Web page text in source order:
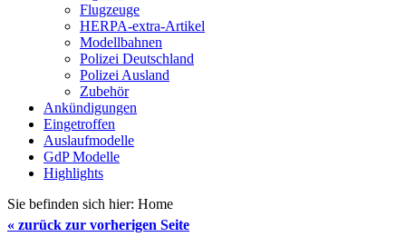
Flugzeuge
HERPA-extra-Artikel
Modellbahnen
Polizei Deutschland
Polizei Ausland
Zubehör
Ankündigungen
Eingetroffen
Auslaufmodelle
GdP Modelle
Highlights
Sie befinden sich hier: Home
« zurück zur vorherigen Seite